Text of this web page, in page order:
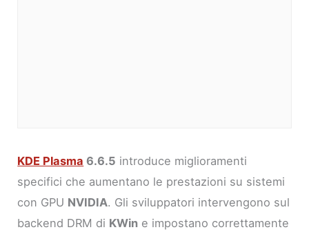
KDE Plasma 6.6.5 introduce miglioramenti
specifici che aumentano le prestazioni su sistemi
con GPU NVIDIA. Gli sviluppatori intervengono sul
backend DRM di KWin e impostano correttamente